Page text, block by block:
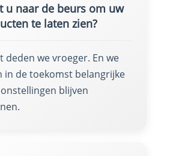
u naar de beurs om uw
te laten zien?
deden we vroeger. En we
in de toekomst belangrijke
blijven